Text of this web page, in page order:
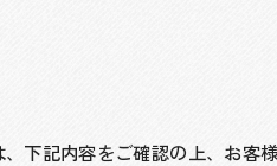
下記内容をご確認の上、お客